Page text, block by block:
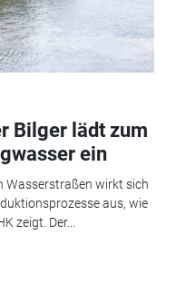
Bilger lädt zum
ein
Wasserstraßen wirkt sich
aus, wie
zeigt. Der...